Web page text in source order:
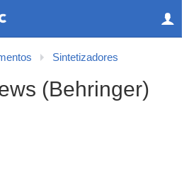
Sintetizadores
(Behringer)